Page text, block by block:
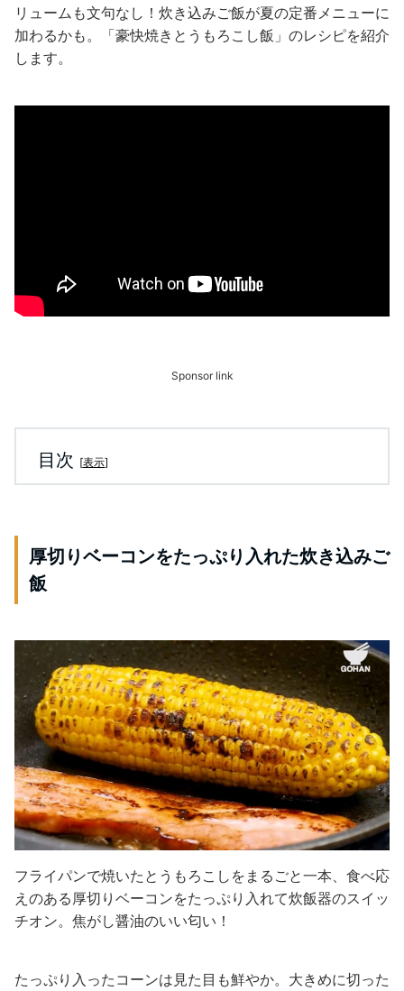
リュームも文句なし！炊き込みご飯が夏の定番メニューに
加わるかも。「豪快焼きとうもろこし飯」のレシピを紹介
します。
Sponsor link
目次 [表示]
厚切りベーコンをたっぷり入れた炊き込みご
飯
フライパンで焼いたとうもろこしをまるごと一本、食べ応
えのある厚切りベーコンをたっぷり入れて炊飯器のスイッ
チオン。焦がし醤油のいい匂い！
たっぷり入ったコーンは見た目も鮮やか。大きめに切った